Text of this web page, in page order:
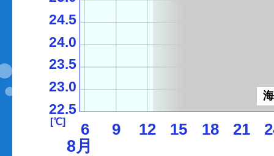
6 9 12 15 18 21
22.5
23.0
23.5
24.0
24.5
[℃]
8月